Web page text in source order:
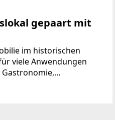
gepaart mit
im historischen
viele Anwendungen
oder Lager ....Das
Glaselementen und im